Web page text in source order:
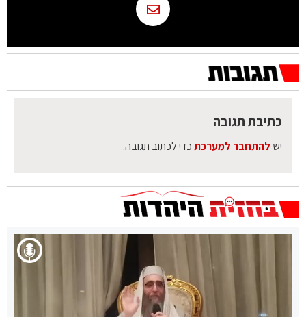
כתיבת תגובה
יש להתחבר למערכתכדי לכתוב תגובה.